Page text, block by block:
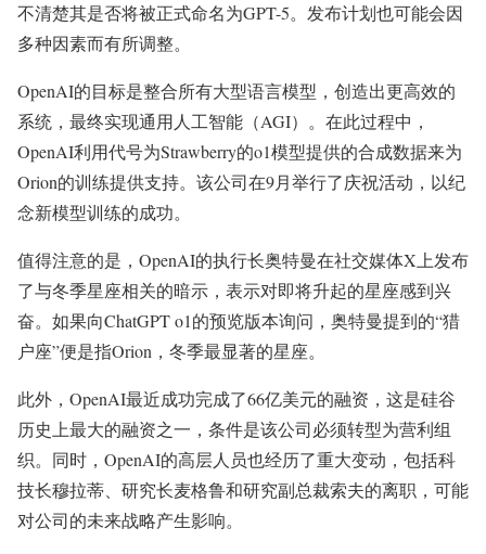
不清楚其是否将被正式命名为GPT-5。发布计划也可能会因
多种因素而有所调整。
OpenAI的目标是整合所有大型语言模型，创造出更高效的
系统，最终实现通用人工智能（AGI）。在此过程中，
OpenAI利用代号为Strawberry的o1模型提供的合成数据来为
Orion的训练提供支持。该公司在9月举行了庆祝活动，以纪
念新模型训练的成功。
值得注意的是，OpenAI的执行长奥特曼在社交媒体X上发布
了与冬季星座相关的暗示，表示对即将升起的星座感到兴
奋。如果向ChatGPT o1的预览版本询问，奥特曼提到的“猎
户座”便是指Orion，冬季最显著的星座。
此外，OpenAI最近成功完成了66亿美元的融资，这是硅谷
历史上最大的融资之一，条件是该公司必须转型为营利组
织。同时，OpenAI的高层人员也经历了重大变动，包括科
技长穆拉蒂、研究长麦格鲁和研究副总裁索夫的离职，可能
对公司的未来战略产生影响。